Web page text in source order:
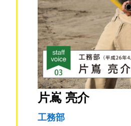
片嶌 亮介
工務部